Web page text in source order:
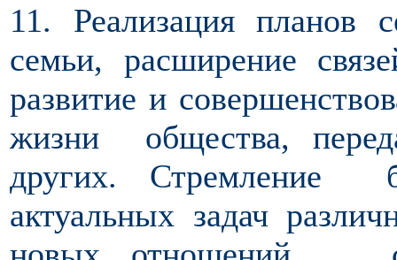
11. Реализация планов
семьи, расширение
развитие и
жизни общества,
других. Стремление
актуальных задач